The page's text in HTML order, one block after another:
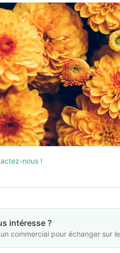
nous !
intéresse ?
commercial pour échanger sur